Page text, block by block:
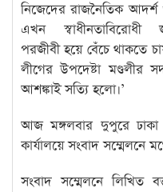
নিজেদের রাজনৈতিক আদর্শ
এখন স্বাধীনতাবিরোধী
পরজীবী হয়ে বেঁচে থাকতে
লীগের উপদেষ্টা মণ্ডলীর
আশঙ্কাই সত্যি হলো।’
আজ মঙ্গলবার দুপুরে ঢাকা
কার্যালয়ে সংবাদ সম্মেলনে
সংবাদ সম্মেলনে লিখিত